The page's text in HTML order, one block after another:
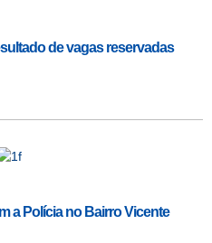
de vagas reservadas
a Polícia no Bairro Vicente